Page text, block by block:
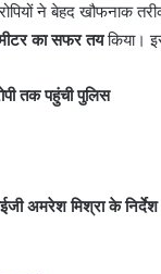
ने बेहद खौफनाक
का सफर तयकिया।
तक पहुंची पुलिस
अमरेश मिश्रा के निर्देश